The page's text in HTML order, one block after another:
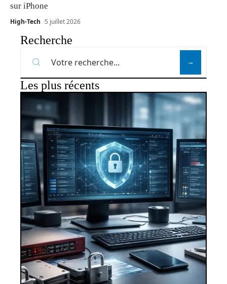
sur iPhone
High-Tech 5 juillet 2026
Recherche
Les plus récents